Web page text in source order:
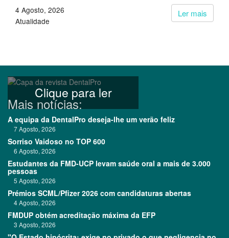
Ler mais
4 Agosto, 2026
Atualidade
Clique para ler
Mais notícias:
A equipa da DentalPro deseja-lhe um verão feliz
7 Agosto, 2026
Sorriso Vaidoso no TOP 600
6 Agosto, 2026
Estudantes da FMD-UCP levam saúde oral a mais de 3.000
pessoas
5 Agosto, 2026
Prémios SCML/Pfizer 2026 com candidaturas abertas
4 Agosto, 2026
FMDUP obtém acreditação máxima da EFP
3 Agosto, 2026